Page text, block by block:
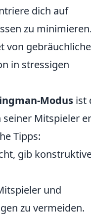
dich auf
zu
von
in stressigen
Modus ist
seiner Mitspieler
Tipps:
gib
und
zu vermeiden.